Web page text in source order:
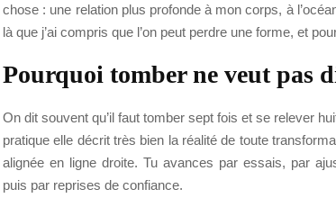
chose : une relation plus profonde à mon corps, à
là que j’ai compris que l’on peut perdre une forme, et
Pourquoi tomber ne veut pas
On dit souvent qu’il faut tomber sept fois et se relever
pratique elle décrit très bien la réalité de toute
alignée en ligne droite. Tu avances par essais, par
puis par reprises de confiance.